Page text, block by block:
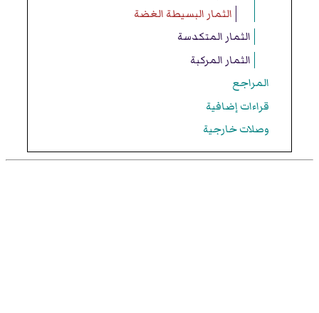
الثمار البسيطة الغضة
الثمار المتكدسة
الثمار المركبة
المراجع
قراءات إضافية
وصلات خارجية